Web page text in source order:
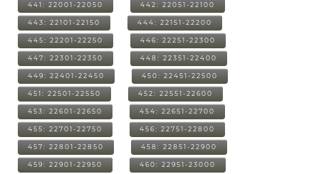
441: 22001-22050 442: 22051-22100
443: 22101-22150 444: 22151-22200
445: 22201-22250 446: 22251-22300
447: 22301-22350 448: 22351-22400
449: 22401-22450 450: 22451-22500
451: 22501-22550 452: 22551-22600
453: 22601-22650 454: 22651-22700
455: 22701-22750 456: 22751-22800
457: 22801-22850 458: 22851-22900
459: 22901-22950 460: 22951-23000